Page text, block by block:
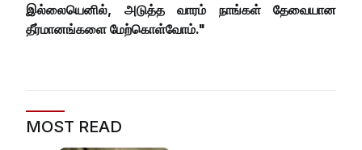
இல்லையெனில், அடுத்த வாரம் நாங்கள் தேவையான
தீர்மானங்களை மேற்கொள்வோம்."
MOST READ